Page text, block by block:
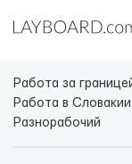
Работа за
Работа в Словакии
Разнорабочий